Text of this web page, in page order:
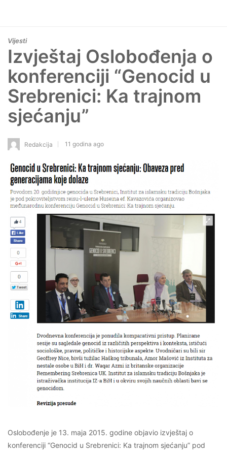
Vijesti
Izvještaj Oslobođenja o
konferenciji “Genocid u
Srebrenici: Ka trajnom
sjećanju”
Redakcija 11 godina ago
Oslobođenje je 13. maja 2015. godine objavio izvještaj o
konferenciji “Genocid u Srebrenici: Ka trajnom sjećanju” pod